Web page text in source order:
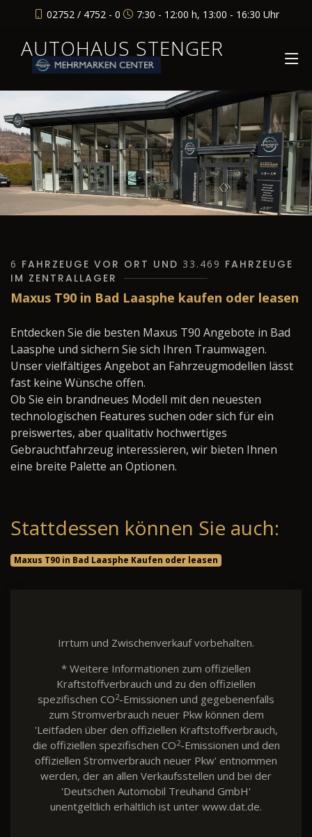
02752 / 4752 - 0 7:30 - 12:00 h, 13:00 - 16:30 Uhr
AUTOHAUS STENGER
6 FAHRZEUGE VOR ORT UND 33.469 FAHRZEUGE
IM ZENTRALLAGER
Maxus T90 in Bad Laasphe kaufen oder leasen
Entdecken Sie die besten Maxus T90 Angebote in Bad
Laasphe und sichern Sie sich Ihren Traumwagen.
Unser vielfältiges Angebot an Fahrzeugmodellen lässt
fast keine Wünsche offen.
Ob Sie ein brandneues Modell mit den neuesten
technologischen Features suchen oder sich für ein
preiswertes, aber qualitativ hochwertiges
Gebrauchtfahrzeug interessieren, wir bieten Ihnen
eine breite Palette an Optionen.
Stattdessen können Sie auch:
Maxus T90 in Bad Laasphe Kaufen oder leasen
Irrtum und Zwischenverkauf vorbehalten.
* Weitere Informationen zum offiziellen
Kraftstoffverbrauch und zu den offiziellen
spezifischen CO2-Emissionen und gegebenenfalls
zum Stromverbrauch neuer Pkw können dem
'Leitfaden über den offiziellen Kraftstoffverbrauch,
die offiziellen spezifischen CO2-Emissionen und den
offiziellen Stromverbrauch neuer Pkw' entnommen
werden, der an allen Verkaufsstellen und bei der
'Deutschen Automobil Treuhand GmbH'
unentgeltlich erhältlich ist unter www.dat.de.